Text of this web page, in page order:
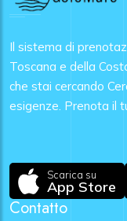
Il sistema di
Toscana e della
che stai cercando
esigenze. Prenota il
Scarica su
App Store
Contatto